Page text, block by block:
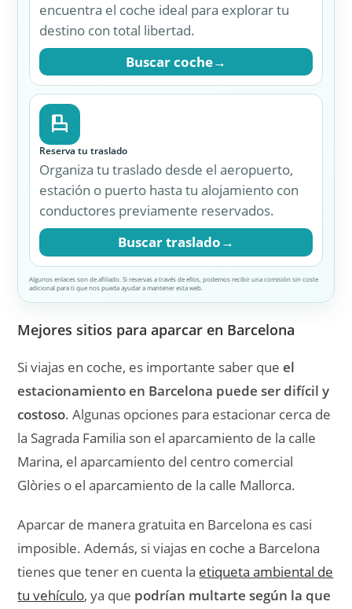
encuentra el coche ideal para explorar tu
destino con total libertad.
Buscar coche→
Reserva tu traslado
Organiza tu traslado desde el aeropuerto,
estación o puerto hasta tu alojamiento con
conductores previamente reservados.
Buscar traslado→
Algunos enlaces son de afiliado. Si reservas a través de ellos, podemos recibir una comisión sin coste
adicional para ti que nos pueda ayudar a mantener esta web.
Mejores sitios para aparcar en Barcelona
Si viajas en coche, es importante saber queel
estacionamiento en Barcelona puede ser difícil y
costoso. Algunas opciones para estacionar cerca de
la Sagrada Familia son el aparcamiento de la calle
Marina, el aparcamiento del centro comercial
Glòries o el aparcamiento de la calle Mallorca.
Aparcar de manera gratuita en Barcelona es casi
imposible. Además, si viajas en coche a Barcelona
tienes que tener en cuenta la etiqueta ambiental de
tu vehículo, ya que podrían multarte según la que